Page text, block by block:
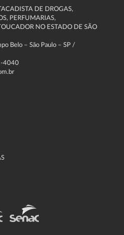
DE DROGAS,
PERFUMARIAS,
NO ESTADO DE SÃO
Belo – São Paulo – SP /
4040